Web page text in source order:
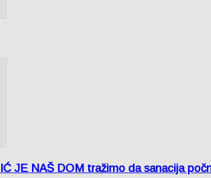
JE NAŠ DOM tražimo da sanacija